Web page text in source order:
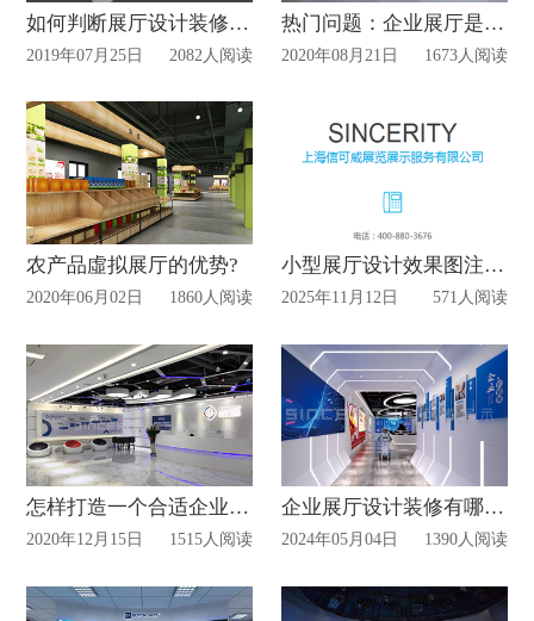
如何判断展厅设计装修是否合理
2019年07月25日 2082人阅读
热门问题：企业展厅是否需要有相似经验的展厅公司设计制作?
2020年08月21日 1673人阅读
农产品虛拟展厅的优势?
2020年06月02日 1860人阅读
小型展厅设计效果图注意要素
2025年11月12日 571人阅读
怎样打造一个合适企业的展厅设计?
2020年12月15日 1515人阅读
企业展厅设计装修有哪些细节需要注意？
2024年05月04日 1390人阅读